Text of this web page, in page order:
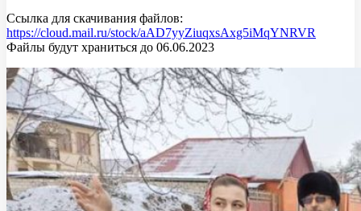
Ссылка для скачивания файлов:
https://cloud.mail.ru/stock/aAD7yyZiuqxsAxg5iMqYNRVR
Файлы будут храниться до 06.06.2023